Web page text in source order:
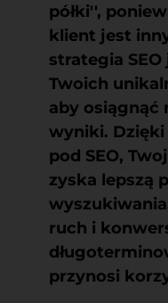
półki'',
klient jest
strategia
Twoich
aby osiągnąć
wyniki. Dzięki
pod SEO,
zyska lepszą
ruch i
przynosi